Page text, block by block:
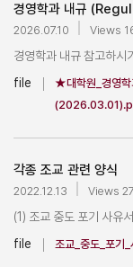
2026.07.10 Views
경영학과 내규 참고하
file
★대학원_경영학
각종 조교 관련 양식
2022.12.13 Views
(1) 조교 중도 포기 사유
file 조교_중도_포기